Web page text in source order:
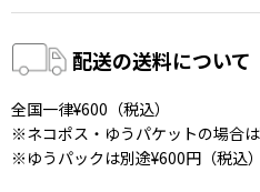
配送の送料について
全国一律¥600（税込）
※ネコポス・ゆうパケットの場合は
※ゆうパックは別途¥600円（税込）